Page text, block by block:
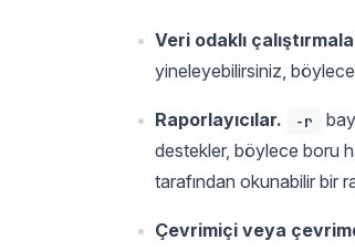
Veri odaklı
yineleyebilirsiniz,
Raporlayıcılar. -r
destekler, böylece boru
tarafından okunabilir bir
Çevrimiçi veya